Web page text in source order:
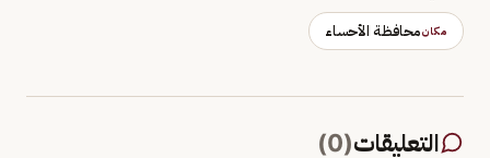
مكانمحافظة الأحساء
التعليقات(
0
)